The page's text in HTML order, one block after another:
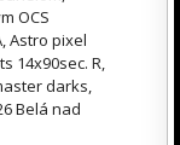
OCS
Astro pixel
14x90sec. R,
darks,
Belá nad